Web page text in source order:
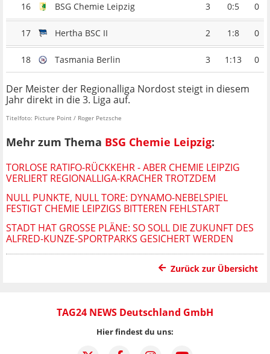
16 BSG Chemie Leipzig 3 0:5 0
17 Hertha BSC II 2 1:8 0
18 Tasmania Berlin 3 1:13 0
Der Meister der Regionalliga Nordost steigt in diesem
Jahr direkt in die 3. Liga auf.
Titelfoto: Picture Point / Roger Petzsche
Mehr zum Thema BSG Chemie Leipzig:
TORLOSE RATIFO-RÜCKKEHR - ABER CHEMIE LEIPZIG
VERLIERT REGIONALLIGA-KRACHER TROTZDEM
NULL PUNKTE, NULL TORE: DYNAMO-NEBELSPIEL
FESTIGT CHEMIE LEIPZIGS BITTEREN FEHLSTART
STADT HAT GROSSE PLÄNE: SO SOLL DIE ZUKUNFT DES A
LFRED-KUNZE-SPORTPARKS GESICHERT WERDEN
Zurück zur Übersicht
TAG24 NEWS Deutschland GmbH
Hier findest du uns: